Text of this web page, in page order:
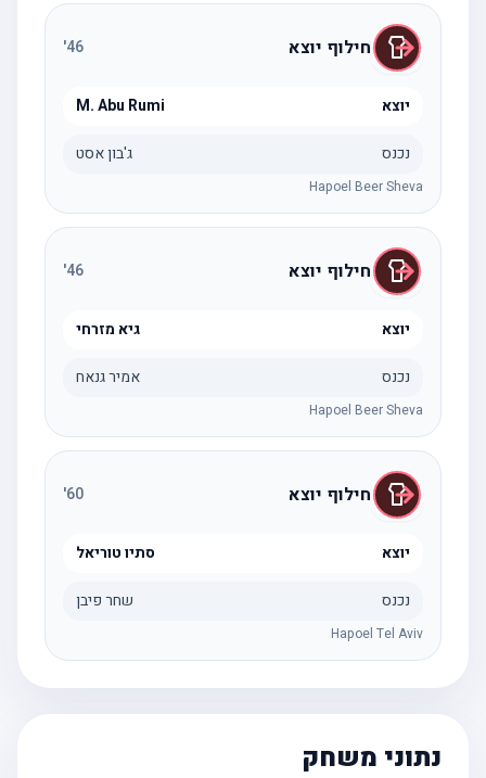
חילוף יוצא 46
'
יוצא M. Abu Rumi
נכנס ג'בון אסט
Hapoel Beer Sheva
חילוף יוצא 46
'
יוצא גיא מזרחי
נכנס אמיר גנאח
Hapoel Beer Sheva
חילוף יוצא 60
'
יוצא סתיו טוריאל
נכנס שחר פיבן
Hapoel Tel Aviv
נתוני משחק